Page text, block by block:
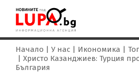
Начало У нас Икономика
Христо Казанджиев: Турция
България